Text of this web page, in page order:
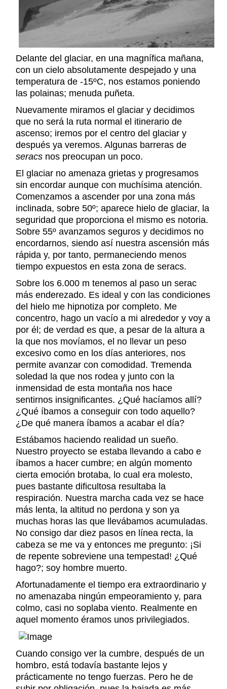
Delante del glaciar, en una magnífica mañana,
con un cielo absolutamente despejado y una
temperatura de -15ºC, nos estamos poniendo
las polainas; menuda puñeta.
Nuevamente miramos el glaciar y decidimos
que no será la ruta normal el itinerario de
ascenso; iremos por el centro del glaciar y
después ya veremos. Algunas barreras de
seracs nos preocupan un poco.
El glaciar no amenaza grietas y progresamos
sin encordar aunque con muchísima atención.
Comenzamos a ascender por una zona más
inclinada, sobre 50º; aparece hielo de glaciar, la
seguridad que proporciona el mismo es notoria.
Sobre 55º avanzamos seguros y decidimos no
encordarnos, siendo así nuestra ascensión más
rápida y, por tanto, permaneciendo menos
tiempo expuestos en esta zona de seracs.
Sobre los 6.000 m tenemos al paso un serac
más enderezado. Es ideal y con las condiciones
del hielo me hipnotiza por completo. Me
concentro, hago un vacío a mi alrededor y voy a
por él; de verdad es que, a pesar de la altura a
la que nos movíamos, el no llevar un peso
excesivo como en los días anteriores, nos
permite avanzar con comodidad. Tremenda
soledad la que nos rodea y junto con la
inmensidad de esta montaña nos hace
sentirnos insignificantes. ¿Qué hacíamos allí?
¿Qué íbamos a conseguir con todo aquello?
¿De qué manera íbamos a acabar el día?
Estábamos haciendo realidad un sueño.
Nuestro proyecto se estaba llevando a cabo e
íbamos a hacer cumbre; en algún momento
cierta emoción brotaba, lo cual era molesto,
pues bastante dificultosa resultaba la
respiración. Nuestra marcha cada vez se hace
más lenta, la altitud no perdona y son ya
muchas horas las que llevábamos acumuladas.
No consigo dar diez pasos en línea recta, la
cabeza se me va y entonces me pregunto: ¡Si
de repente sobreviene una tempestad! ¿Qué
hago?; soy hombre muerto.
Afortunadamente el tiempo era extraordinario y
no amenazaba ningún empeoramiento y, para
colmo, casi no soplaba viento. Realmente en
aquel momento éramos unos privilegiados.
Cuando consigo ver la cumbre, después de un
hombro, está todavía bastante lejos y
prácticamente no tengo fuerzas. Pero he de